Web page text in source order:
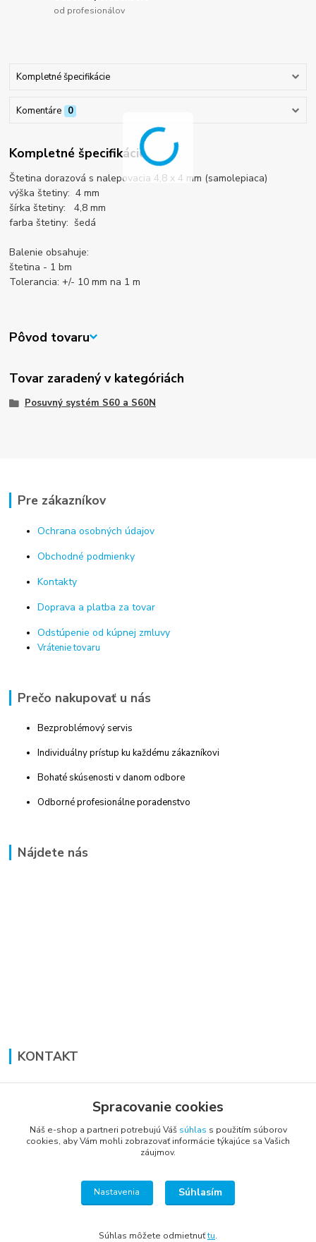
od profesionálov
Kompletné špecifikácie
Komentáre 0
Kompletné špecifikácie
Štetina dorazová s nalepovacia 4,8 x 4 mm (samolepiaca)
výška štetiny: 4 mm
šírka štetiny: 4,8 mm
farba štetiny: šedá
Balenie obsahuje:
štetina - 1 bm
Tolerancia: +/- 10 mm na 1 m
Pôvod tovaru
Tovar zaradený v kategóriách
Posuvný systém S60 a S60N
Pre zákazníkov
Ochrana osobných údajov
Obchodné podmienky
Kontakty
Doprava a platba za tovar
Odstúpenie od kúpnej zmluvy
Vrátenie tovaru
Prečo nakupovať u nás
Bezproblémový servis
Individuálny prístup ku každému zákazníkovi
Bohaté skúsenosti v danom odbore
Odborné profesionálne poradenstvo
Nájdete nás
KONTAKT
+421 948 711 774
vsetkoprenabytok@gmail.com
Spracovanie cookies
Náš e-shop a partneri potrebujú Váš súhlas s použitím súborov
cookies, aby Vám mohli zobrazovať informácie týkajúce sa Vašich
záujmov.
Nastavenia Súhlasím
Súhlas môžete odmietnuťtu.